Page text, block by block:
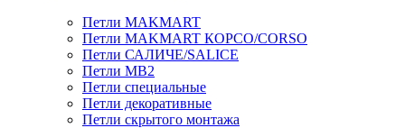
Петли MAKMART
Петли MAKMART КОРСО/CORSO
Петли САЛИЧЕ/SALICE
Петли MB2
Петли специальные
Петли декоративные
Петли скрытого монтажа